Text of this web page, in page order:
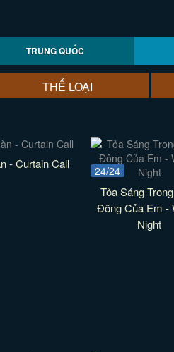
TRUNG QUỐC
THỂ LOẠI
- Curtain Call 24/24
Tỏa Sáng
Đông Của Em -
Night